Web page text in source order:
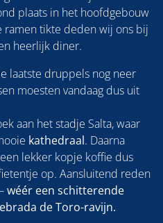
plaats in het hoofdgebouw
tikte deden wij ons bij
heerlijk diner.
laatste druppels nog neer
moesten vandaag dus uit
aan het stadje Salta, waar
kathedraal. Daarna
lekker kopje koffie dus
op. Aansluitend reden
wéér een schitterende
de Toro-ravijn.